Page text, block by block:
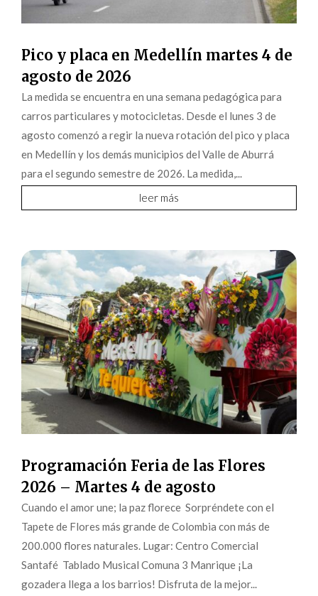
Pico y placa en Medellín martes 4 de
agosto de 2026
La medida se encuentra en una semana pedagógica para
carros particulares y motocicletas. Desde el lunes 3 de
agosto comenzó a regir la nueva rotación del pico y placa
en Medellín y los demás municipios del Valle de Aburrá
para el segundo semestre de 2026. La medida,...
leer más
Programación Feria de las Flores
2026 – Martes 4 de agosto
Cuando el amor une; la paz florece Sorpréndete con el
Tapete de Flores más grande de Colombia con más de
200.000 flores naturales. Lugar: Centro Comercial
Santafé Tablado Musical Comuna 3 Manrique ¡La
gozadera llega a los barrios! Disfruta de la mejor...